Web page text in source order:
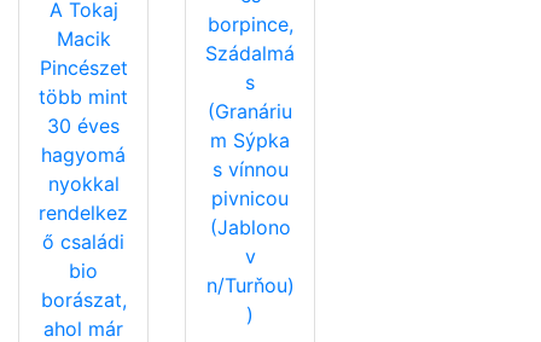
A Tokaj
Macik
Pincészet
több mint
30 éves
hagyomá
nyokkal
rendelkez
ő családi
bio
borászat,
ahol már
borpince,
Szádalmá
s
(Granáriu
m Sýpka
s vínnou
pivnicou
(Jablono
v
n/Turňou)
)